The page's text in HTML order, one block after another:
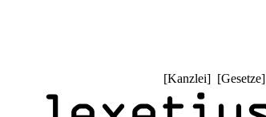
[Kanzlei] [Gesetze]